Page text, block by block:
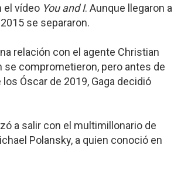
el vídeo You and I. Aunque llegaron a
se separaron.
relación con el agente Christian
se comprometieron, pero antes de
los Óscar de 2019, Gaga decidió
a salir con el multimillonario de
Polansky, a quien conoció en